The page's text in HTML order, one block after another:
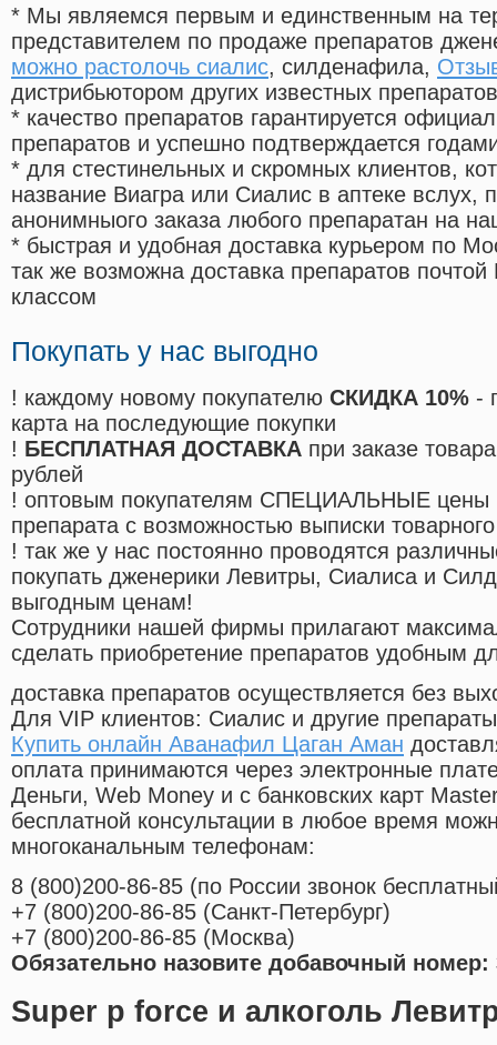
* Мы являемся первым и единственным на
представителем по продаже препаратов
можно растолочь сиалис, силденафила,
дистрибьютором других известных препаратов
* качество препаратов гарантируется
препаратов и успешно подтверждается
* для стестинельных и скромных клиентов,
название Виагра или Сиалис в аптеке вслух,
анонимныого заказа любого препаратан на
* быстрая и удобная доставка курьером по
так же возможна доставка препаратов
классом
Покупать у нас выгодно
! каждому новому покупателю СКИДКА 10% -
карта на последующие покупки
! БЕСПЛАТНАЯ ДОСТАВКА при заказе
рублей
! оптовым покупателям СПЕЦИАЛЬНЫЕ цены
препарата с возможностью выписки
! так же у нас постоянно проводятся
покупать дженерики Левитры, Сиалиса и
выгодным ценам!
Cотрудники нашей фирмы прилагают
сделать приобретение препаратов удобным
доставка препаратов осуществляется без
Для VIP клиентов: Сиалис и другие
Купить онлайн Аванафил Цаган Аман
оплата принимаются через электронные
Деньги, Web Money и с банковских карт
бесплатной консультации в любое время
многоканальным телефонам:
8 (800)200-86-85 (по России звонок
+7 (800)200-86-85 (Санкт-Петербург)
+7 (800)200-86-85 (Москва)
Обязательно назовите добавочный номер:
Super p force и алкоголь